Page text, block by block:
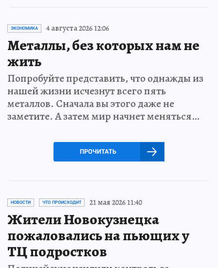
ЭКОНОМИКА 4 августа 2026 12:06
Металлы, без которых нам не
жить
Попробуйте представить, что однажды из
нашей жизни исчезнут всего пять
металлов. Сначала вы этого даже не
заметите. А затем мир начнет меняться…
ПРОЧИТАТЬ
НОВОСТИ ЧТО ПРОИСХОДИТ 21 мая 2026 11:40
Жители Новокузнецка
пожаловались на пьющих у
ТЦ подростков